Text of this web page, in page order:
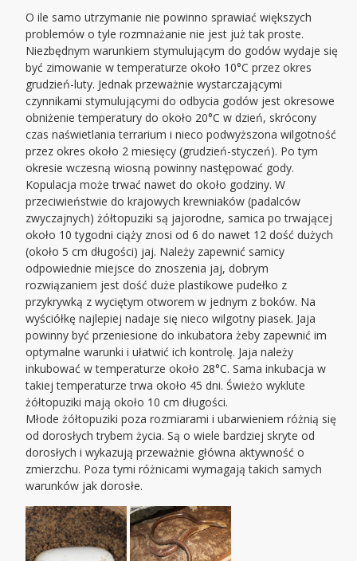
O ile samo utrzymanie nie powinno sprawiać większych
problemów o tyle rozmnażanie nie jest już tak proste.
Niezbędnym warunkiem stymulującym do godów wydaje się
być zimowanie w temperaturze około 10°C przez okres
grudzień-luty. Jednak przeważnie wystarczającymi
czynnikami stymulującymi do odbycia godów jest okresowe
obniżenie temperatury do około 20°C w dzień, skrócony
czas naświetlania terrarium i nieco podwyższona wilgotność
przez okres około 2 miesięcy (grudzień-styczeń). Po tym
okresie wczesną wiosną powinny następować gody.
Kopulacja może trwać nawet do około godziny. W
przeciwieństwie do krajowych krewniaków (padalców
zwyczajnych) żółtopuziki są jajorodne, samica po trwającej
około 10 tygodni ciąży znosi od 6 do nawet 12 dość dużych
(około 5 cm długości) jaj. Należy zapewnić samicy
odpowiednie miejsce do znoszenia jaj, dobrym
rozwiązaniem jest dość duże plastikowe pudełko z
przykrywką z wyciętym otworem w jednym z boków. Na
wyściółkę najlepiej nadaje się nieco wilgotny piasek. Jaja
powinny być przeniesione do inkubatora żeby zapewnić im
optymalne warunki i ułatwić ich kontrolę. Jaja należy
inkubować w temperaturze około 28°C. Sama inkubacja w
takiej temperaturze trwa około 45 dni. Świeżo wyklute
żółtopuziki mają około 10 cm długości.
Młode żółtopuziki poza rozmiarami i ubarwieniem różnią się
od dorosłych trybem życia. Są o wiele bardziej skryte od
dorosłych i wykazują przeważnie główna aktywność o
zmierzchu. Poza tymi różnicami wymagają takich samych
warunków jak dorosłe.